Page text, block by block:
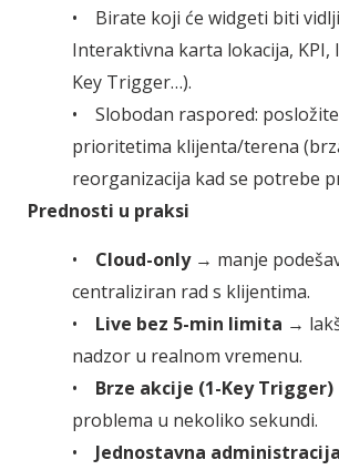
• Birate koji će widgeti biti
Interaktivna karta lokacija, KPI,
Key Trigger…).
• Slobodan raspored:
prioritetima klijenta/terena
reorganizacija kad se potrebe
Prednosti u praksi
• Cloud-only → manje
centraliziran rad s klijentima.
•
Live bez 5-min limita →
nadzor u realnom vremenu.
• Brze akcije (1-Key Trigger)
problema u nekoliko sekundi.
• Jednostavna administracija